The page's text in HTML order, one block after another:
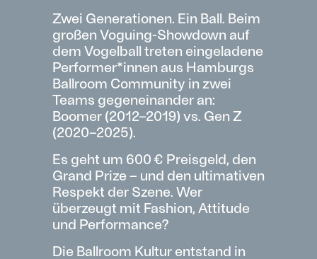
Zwei Generationen. Ein Ball. Beim
großen Voguing-Showdown auf
dem Vogelball treten eingeladene
Performer*innen aus Hamburgs
Ballroom Community in zwei
Teams gegeneinander an:
Boomer (2012–2019) vs. Gen Z
(2020–2025).
Es geht um 600 € Preisgeld, den
Grand Prize – und den ultimativen
Respekt der Szene. Wer
überzeugt mit Fashion, Attitude
und Performance?
Die Ballroom Kultur entstand in